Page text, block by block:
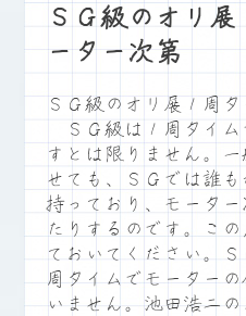
ＳＧ級のオリ
ーター次第
ＳＧ級のオリ展１周
ＳＧ級は１周タイム
すとは限りません。
せても、ＳＧでは誰
持っており、モータ
たりするのです。こ
ておいてください。
周タイムでモーター
いません。池田浩二